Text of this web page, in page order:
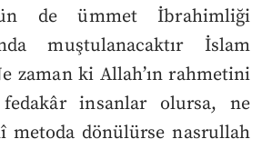
de ümmet İbrahimliği
muştulanacaktır İslam
zaman ki Allah’ın rahmetini
insanlar olursa, ne
metoda dönülürse nasrullah